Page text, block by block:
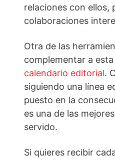
relaciones con ellos,
colaboraciones
Otra de las
complementar a
calendario editorial.
siguiendo una línea
puesto en la
es una de las
servido.
Si quieres recibir